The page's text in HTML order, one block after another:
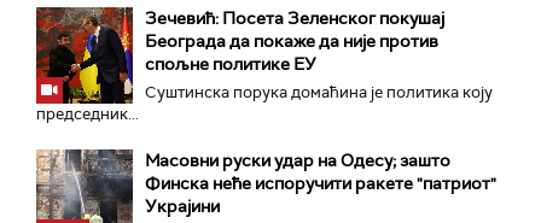
Зечевић: Посета Зеленског покушај
Београда да покаже да није против
спољне политике ЕУ
Суштинска порука домаћина је политика коју
председник...
Масовни руски удар на Одесу; зашто
Финска неће испоручити ракете "патриот"
Украјини